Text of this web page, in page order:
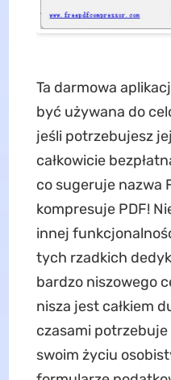
Ta darmowa
być używana do
jeśli potrzebujesz
całkowicie
co sugeruje nazwa
kompresuje PDF!
innej
tych rzadkich
bardzo niszowego
nisza jest całkiem
czasami
swoim życiu